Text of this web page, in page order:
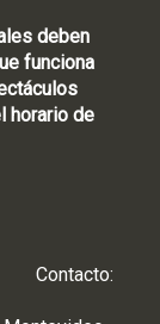
deben
funciona
horario de
8565